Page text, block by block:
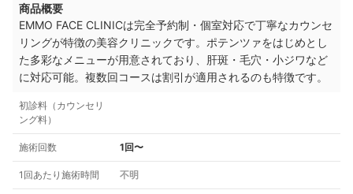
商品概要
EMMO FACE CLINICは完全予約制・個室対応で丁寧なカウンセ
リングが特徴の美容クリニックです。ポテンツァをはじめとし
た多彩なメニューが用意されており、肝斑・毛穴・小ジワなど
に対応可能。複数回コースは割引が適用されるのも特徴です。
初診料（カウンセリ
ング料）
施術回数 1回〜
1回あたり施術時間 不明